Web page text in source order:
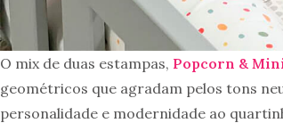
O mix de duas estampas, Popcorn &
geométricos que agradam pelos tons
personalidade e modernidade ao